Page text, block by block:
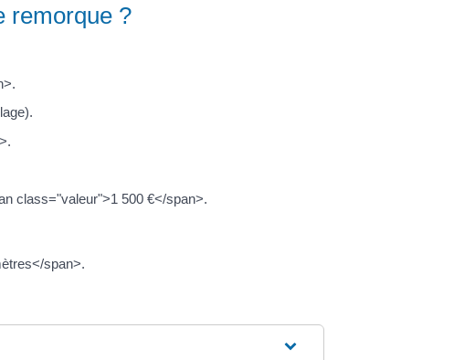
remorque ?
class="valeur">1 500 €</span>.
span>.